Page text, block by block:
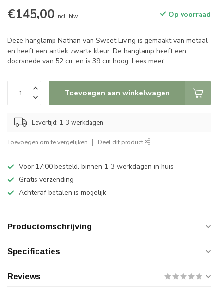
€145,00 Incl. btw Op voorraad
Deze hanglamp Nathan van Sweet Living is gemaakt van metaal
en heeft een antiek zwarte kleur. De hanglamp heeft een
doorsnede van 52 cm en is 39 cm hoog. Lees meer.
Toevoegen aan winkelwagen
Levertijd: 1-3 werkdagen
Toevoegen om te vergelijken Deel dit product
Voor 17:00 besteld, binnen 1-3 werkdagen in huis
Gratis verzending
Achteraf betalen is mogelijk
Productomschrijving
Specificaties
Reviews